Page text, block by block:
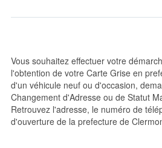
Vous souhaitez effectuer votre
l'obtention de votre Carte Grise en
d'un véhicule neuf ou d'occasion,
Changement d'Adresse ou de Statut
Retrouvez l'adresse, le numéro de
d'ouverture de la prefecture de